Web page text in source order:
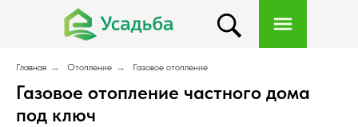
Главная → Отопление → Газовое отопление
Газовое отопление частного дома
под ключ